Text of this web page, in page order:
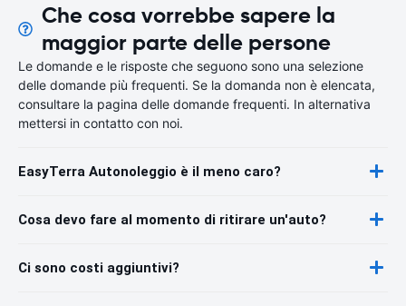
Che cosa vorrebbe sapere la
maggior parte delle persone
Le domande e le risposte che seguono sono una selezione
delle domande più frequenti. Se la domanda non è elencata,
consultare la pagina delle domande frequenti. In alternativa
mettersi in contatto con noi.
EasyTerra Autonoleggio è il meno caro?
Cosa devo fare al momento di ritirare un'auto?
Ci sono costi aggiuntivi?